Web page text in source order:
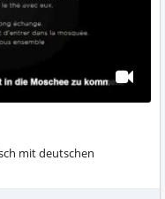
mit deutschen